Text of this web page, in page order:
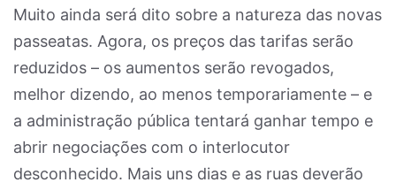
Muito ainda será dito sobre a natureza das novas
passeatas. Agora, os preços das tarifas serão
reduzidos – os aumentos serão revogados,
melhor dizendo, ao menos temporariamente – e
a administração pública tentará ganhar tempo e
abrir negociações com o interlocutor
desconhecido. Mais uns dias e as ruas deverão